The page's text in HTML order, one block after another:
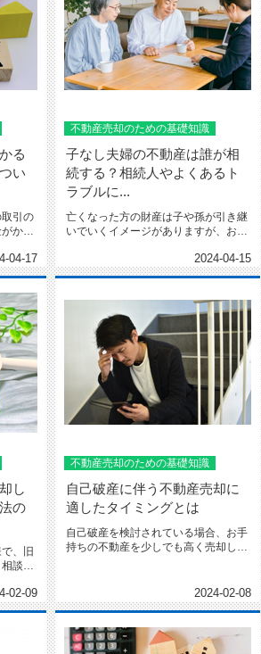
る
い
引の
かか
04-17
不動産売却のための基礎知識
子なし夫婦の不動産は誰が相
続する？相続人やよくあるト
ラブルに...
亡くなった方の財産は子や孫が引き継
いでいくイメージがありますが、お子
2024-04-15
し
の
、旧
談さ
02-09
不動産売却のための基礎知識
自己破産に伴う不動産売却に
適したタイミングとは
自己破産を検討されている場合、お手
持ちの不動産を少しでも高く売却して
2024-02-08